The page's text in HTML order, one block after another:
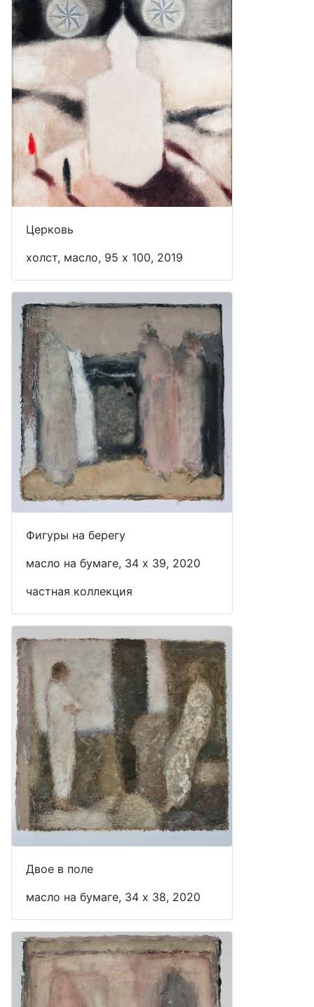
Церковь
холст, масло, 95 x 100, 2019
Фигуры на берегу
масло на бумаге, 34 x 39, 2020
частная коллекция
Двое в поле
масло на бумаге, 34 x 38, 2020